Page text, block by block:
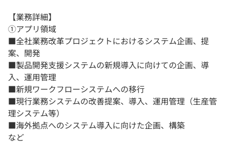
【業務詳細】
①アプリ領域
■全社業務改革プロジェクトにおけるシステム企画、提
案、開発
■製品開発支援システムの新規導入に向けての企画、導
入、運用管理
■新規ワークフローシステムへの移行
■現行業務システムの改善提案、導入、運用管理（生産管
理システム等）
■海外拠点へのシステム導入に向けた企画、構築
など